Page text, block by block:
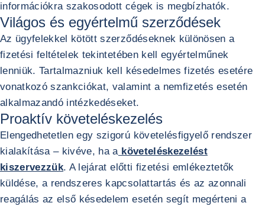
információkra szakosodott cégek is megbízhatók.
Világos és egyértelmű szerződések
Az ügyfelekkel kötött szerződéseknek különösen a
fizetési feltételek tekintetében kell egyértelműnek
lenniük. Tartalmazniuk kell késedelmes fizetés esetére
vonatkozó szankciókat, valamint a nemfizetés esetén
alkalmazandó intézkedéseket.
Proaktív követeléskezelés
Elengedhetetlen egy szigorú követelésfigyelő rendszer
kialakítása – kivéve, ha aköveteléskezelést
kiszervezzük. A lejárat előtti fizetési emlékeztetők
küldése, a rendszeres kapcsolattartás és az azonnali
reagálás az első késedelem esetén segít megérteni a